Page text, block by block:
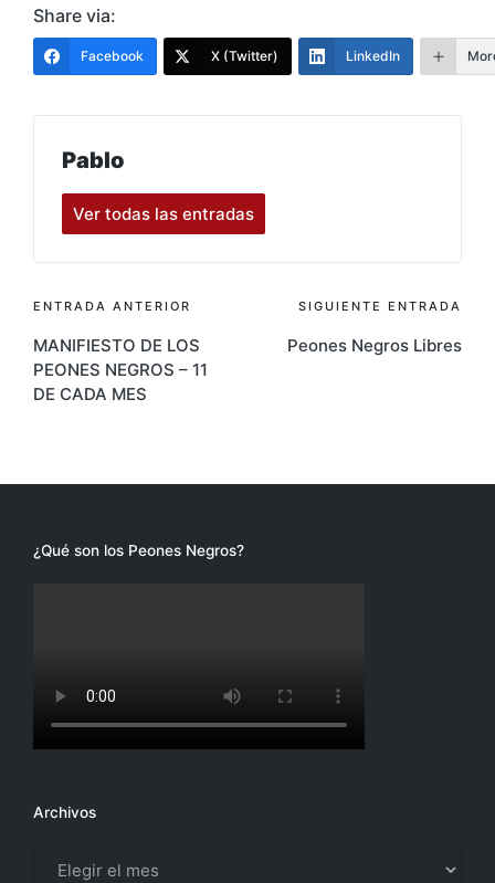
Share via:
Facebook X (Twitter) LinkedIn
Pablo
Ver todas las entradas
Navegación
de
entradas
ENTRADA ANTERIOR
MANIFIESTO DE LOS
PEONES NEGROS – 11
DE CADA MES
SIGUIENTE ENTRADA
Peones Negros Libres
¿Qué son los Peones Negros?
Archivos